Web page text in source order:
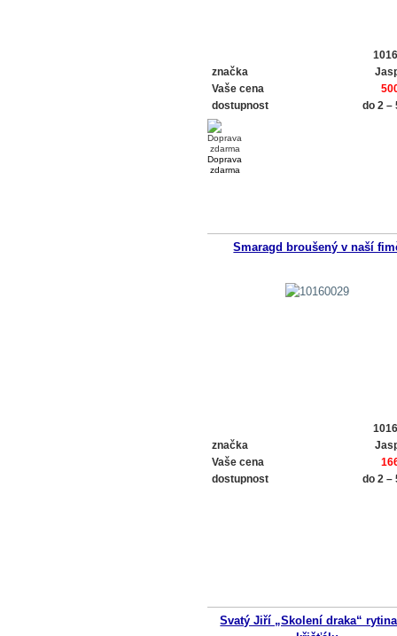
značka
Vaše cena
dostupnost
do 2 –
Doprava
zdarma
Smaragd broušený v naší
značka
Vaše cena
dostupnost
do 2 –
Svatý Jiří „Skolení draka“